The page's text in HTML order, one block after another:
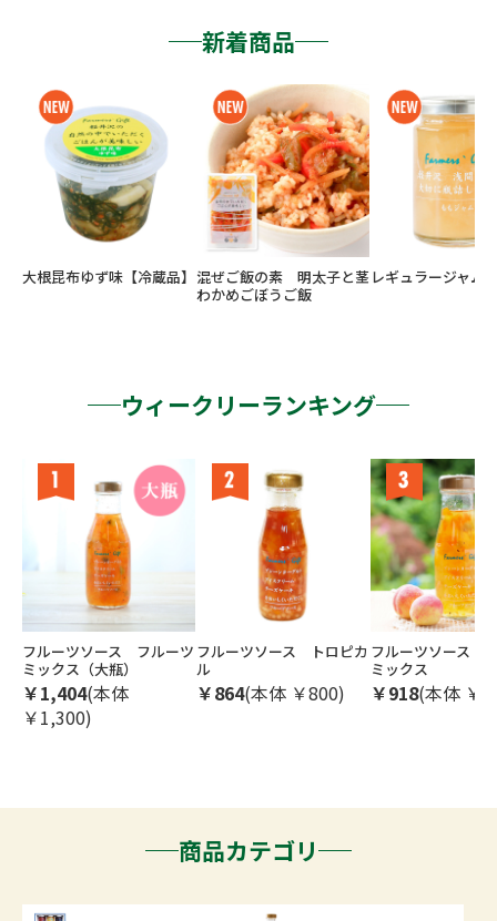
新着商品
大根昆布ゆず味【冷蔵品】 混ぜご飯の素 明太子と茎
わかめごぼうご飯
レギュラージャ
ウィークリーランキング
フルーツソース フルーツ
ミックス（大瓶）
￥1,404(本体
￥1,300)
フルーツソース トロピカ
ル
￥864(本体 ￥800)
フルーツソース
ミックス
￥918(本体 ￥
商品カテゴリ